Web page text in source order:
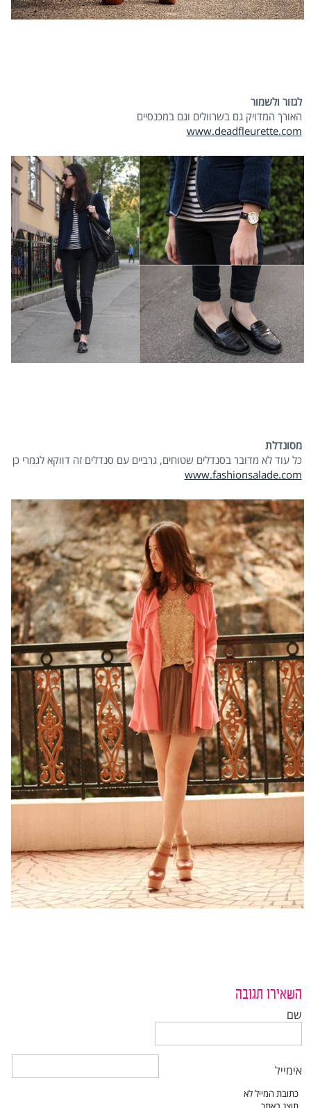
לגזור ולשמור
האורך המדויק גם בשרוולים וגם במכנסיים
www.deadfleurette.com
מסונדלת
כל עוד לא מדובר בסנדלים שטוחים, גרביים עם סנדלים זה דווקא לגמרי כן
www.fashionsalade.com
השאירו תגובה
שם
אימייל